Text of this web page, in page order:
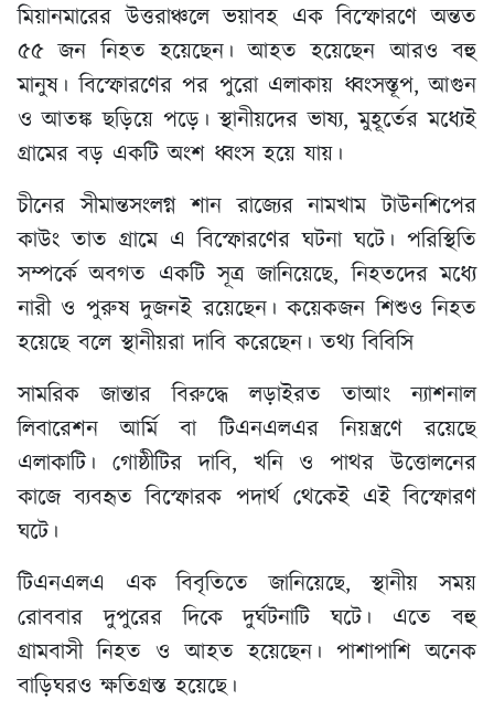
মিয়ানমারের উত্তরাঞ্চলে ভয়াবহ এক বিস্ফোরণে অন্তত
৫৫ জন নিহত হয়েছেন। আহত হয়েছেন আরও বহু
মানুষ। বিস্ফোরণের পর পুরো এলাকায় ধ্বংসস্তূপ, আগুন
ও আতঙ্ক ছড়িয়ে পড়ে। স্থানীয়দের ভাষ্য, মুহূর্তের মধ্যেই
গ্রামের বড় একটি অংশ ধ্বংস হয়ে যায়।
চীনের সীমান্তসংলগ্ন শান রাজ্যের নামখাম টাউনশিপের
কাউং তাত গ্রামে এ বিস্ফোরণের ঘটনা ঘটে। পরিস্থিতি
সম্পর্কে অবগত একটি সূত্র জানিয়েছে, নিহতদের মধ্যে
নারী ও পুরুষ দুজনই রয়েছেন। কয়েকজন শিশুও নিহত
হয়েছে বলে স্থানীয়রা দাবি করেছেন। তথ্য বিবিসি
সামরিক জান্তার বিরুদ্ধে লড়াইরত তাআং ন্যাশনাল
লিবারেশন আর্মি বা টিএনএলএর নিয়ন্ত্রণে রয়েছে
এলাকাটি। গোষ্ঠীটির দাবি, খনি ও পাথর উত্তোলনের
কাজে ব্যবহৃত বিস্ফোরক পদার্থ থেকেই এই বিস্ফোরণ
ঘটে।
টিএনএলএ এক বিবৃতিতে জানিয়েছে, স্থানীয় সময়
রোববার দুপুরের দিকে দুর্ঘটনাটি ঘটে। এতে বহু
গ্রামবাসী নিহত ও আহত হয়েছেন। পাশাপাশি অনেক
বাড়িঘরও ক্ষতিগ্রস্ত হয়েছে।